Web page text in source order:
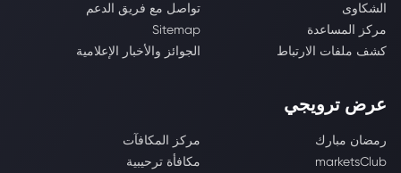
الشكاوى
تواصل مع فريق الدعم
مركز المساعدة
Sitemap
كشف ملفات الارتباط
الجوائز والأخبار الإعلامية
عرض ترويجي
رمضان مبارك
مركز المكافآت
marketsClub
مكافأة ترحيبية